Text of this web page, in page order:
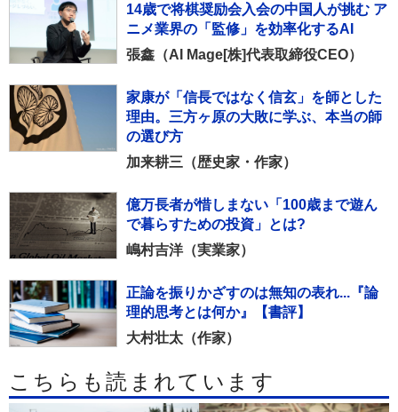
14歳で将棋奨励会入会の中国人が挑む ア
ニメ業界の「監修」を効率化するAI
張鑫（AI Mage[株]代表取締役CEO）
家康が「信長ではなく信玄」を師とした
理由。三方ヶ原の大敗に学ぶ、本当の師
の選び方
加来耕三（歴史家・作家）
億万長者が惜しまない「100歳まで遊ん
で暮らすための投資」とは?
嶋村吉洋（実業家）
正論を振りかざすのは無知の表れ...『論
理的思考とは何か』【書評】
大村壮太（作家）
こちらも読まれています